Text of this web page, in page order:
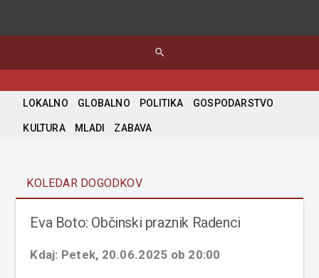
search
LOKALNO GLOBALNO POLITIKA GOSPODARSTVO
KULTURA MLADI ZABAVA
KOLEDAR DOGODKOV
Eva Boto: Občinski praznik Radenci
Kdaj: Petek, 20.06.2025 ob 20:00